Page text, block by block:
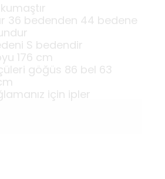
36 bedenden 44 bedene
S bedendir
176 cm
göğüs 86 bel 63
için ipler